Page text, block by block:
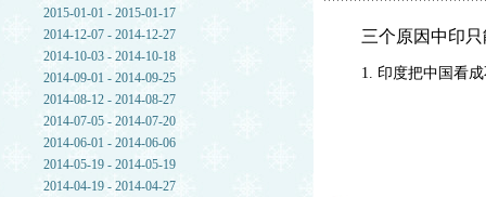
2015-01-01 - 2015-01-17
2014-12-07 - 2014-12-27
2014-10-03 - 2014-10-18
2014-09-01 - 2014-09-25
2014-08-12 - 2014-08-27
2014-07-05 - 2014-07-20
2014-06-01 - 2014-06-06
2014-05-19 - 2014-05-19
2014-04-19 - 2014-04-27
三个原因中印
1. 印度把中国看